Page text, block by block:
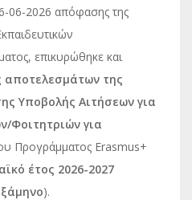
06-2026 απόφασης της
επικυρώθηκε και
αποτελεσμάτων της
Υποβολής Αιτήσεων για
Φοιτητριών για
Προγράμματος Erasmus+
έτος 2026-2027
).